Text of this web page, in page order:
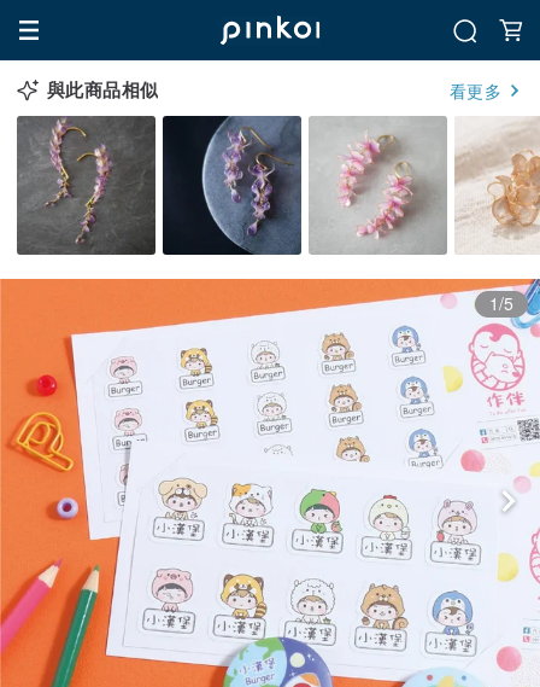
與此商品相似 看更多
1/5